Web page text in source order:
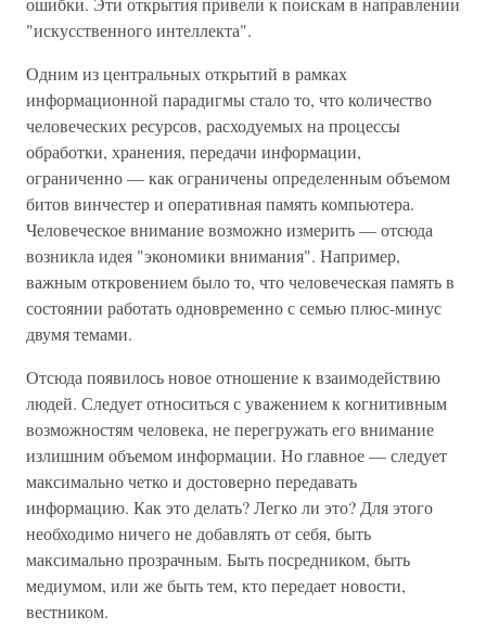
"искусственного интеллекта".
Одним из центральных открытий в рамках
информационной парадигмы стало то, что количество
человеческих ресурсов, расходуемых на процессы
обработки, хранения, передачи информации,
ограниченно — как ограничены определенным объемом
битов винчестер и оперативная память компьютера.
Человеческое внимание возможно измерить — отсюда
возникла идея "экономики внимания". Например,
важным откровением было то, что человеческая память в
состоянии работать одновременно с семью плюс-минус
двумя темами.
Отсюда появилось новое отношение к взаимодействию
людей. Следует относиться с уважением к когнитивным
возможностям человека, не перегружать его внимание
излишним объемом информации. Но главное — следует
максимально четко и достоверно передавать
информацию. Как это делать? Легко ли это? Для этого
необходимо ничего не добавлять от себя, быть
максимально прозрачным. Быть посредником, быть
медиумом, или же быть тем, кто передает новости,
вестником.